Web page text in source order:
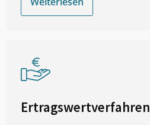
Ertragswertverfahren